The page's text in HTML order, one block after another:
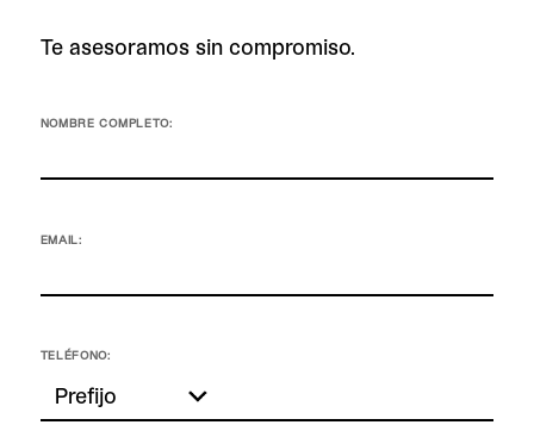
Te asesoramos sin compromiso.
NOMBRE COMPLETO:
EMAIL:
TELÉFONO: